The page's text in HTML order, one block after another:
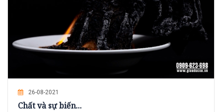
26-08-2021
Chất và sự biến...